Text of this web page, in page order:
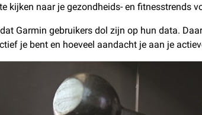
kijken naar je gezondheids- en fitnesstrends
Garmin gebruikers dol zijn op hun data.
je bent en hoeveel aandacht je aan je